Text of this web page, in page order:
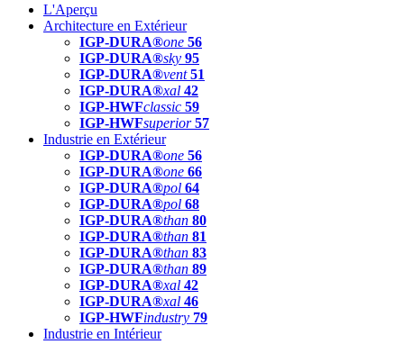
L'Aperçu
Architecture en Extérieur
IGP-DURA®one 56
IGP-DURA®sky 95
IGP-DURA®vent 51
IGP-DURA®xal 42
IGP-HWFclassic 59
IGP-HWFsuperior 57
Industrie en Extérieur
IGP-DURA®one 56
IGP-DURA®one 66
IGP-DURA®pol 64
IGP-DURA®pol 68
IGP-DURA®than 80
IGP-DURA®than 81
IGP-DURA®than 83
IGP-DURA®than 89
IGP-DURA®xal 42
IGP-DURA®xal 46
IGP-HWFindustry 79
Industrie en Intérieur